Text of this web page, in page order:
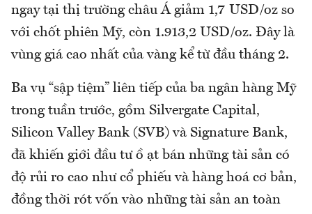
ngay tại thị trường châu Á giảm 1,7 USD/oz so
với chốt phiên Mỹ, còn 1.913,2 USD/oz. Đây là
vùng giá cao nhất của vàng kể từ đầu tháng 2.
Ba vụ “sập tiệm” liên tiếp của ba ngân hàng Mỹ
trong tuần trước, gồm Silvergate Capital,
Silicon Valley Bank (SVB) và Signature Bank,
đã khiến giới đầu tư ồ ạt bán những tài sản có
độ rủi ro cao như cổ phiếu và hàng hoá cơ bản,
đồng thời rót vốn vào những tài sản an toàn